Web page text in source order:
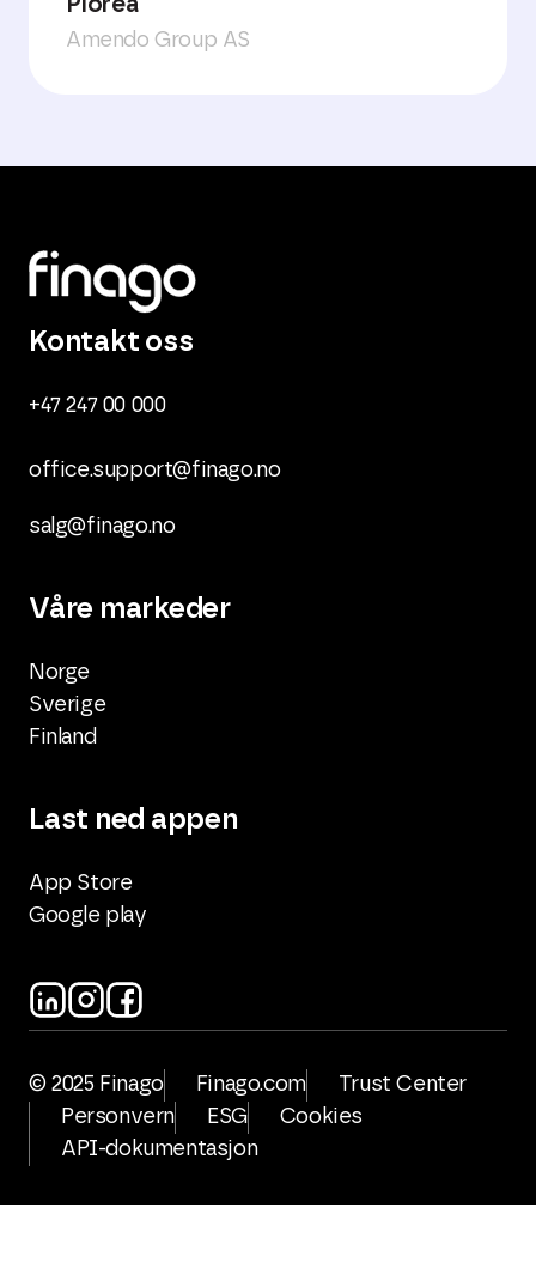
Plorea
Amendo Group AS
Kontakt oss
+47 247 00 000
office.support@finago.no
salg@finago.no
Våre markeder
Norge
Sverige
Finland
Last ned appen
App Store
Google play
© 2025 Finago Finago.com
Trust Center
Personvern
ESG
Cookies
API-dokumentasjon